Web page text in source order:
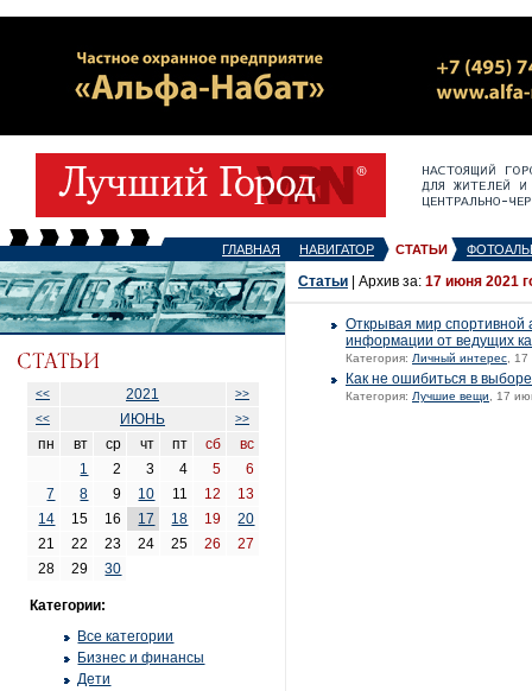
ГЛАВНАЯ НАВИГАТОР СТАТЬИ
<< 2021
>>
<<
ИЮНЬ >>
пн вт ср чт пт сб
вс
1
2 3 4 5
6
7
8 9 10 11 12
13
14
15 16 17 18 19
20
21
22 23 24 25 26
27
28
29 30
Категории:
Все категории
Бизнес и финансы
Дети
Статьи | Архив за: 17 июня 2021
Открывая мир спортивной
информации от ведущих
Категория: Личный интерес ,
Как не ошибиться в
Категория: Лучшие вещи , 17